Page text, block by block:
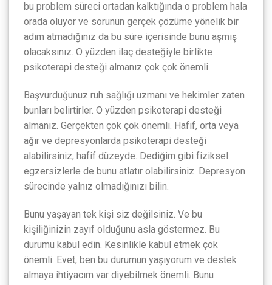
bu problem süreci ortadan kalktığında o problem hala
orada oluyor ve sorunun gerçek çözüme yönelik bir
adım atmadığınız da bu süre içerisinde bunu aşmış
olacaksınız. O yüzden ilaç desteğiyle birlikte
psikoterapi desteği almanız çok çok önemli.
Başvurduğunuz ruh sağlığı uzmanı ve hekimler zaten
bunları belirtirler. O yüzden psikoterapi desteği
almanız. Gerçekten çok çok önemli. Hafif, orta veya
ağır ve depresyonlarda psikoterapi desteği
alabilirsiniz, hafif düzeyde. Dediğim gibi fiziksel
egzersizlerle de bunu atlatır olabilirsiniz. Depresyon
sürecinde yalnız olmadığınızı bilin.
Bunu yaşayan tek kişi siz değilsiniz. Ve bu
kişiliğinizin zayıf olduğunu asla göstermez. Bu
durumu kabul edin. Kesinlikle kabul etmek çok
önemli. Evet, ben bu durumun yaşıyorum ve destek
almaya ihtiyacım var diyebilmek önemli. Bunu